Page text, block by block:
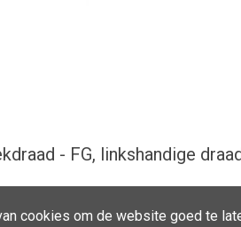
- FG, linkshandige
cookies om de website goed te